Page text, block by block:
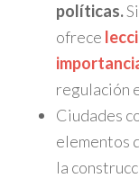
políticas.
ofrece
regulación
Ciudades
elementos
la